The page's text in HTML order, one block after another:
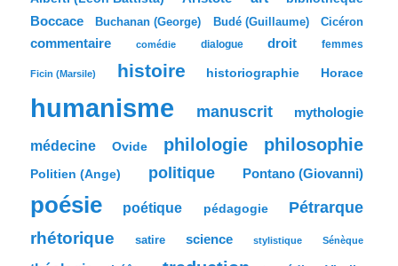
c
e
Boccace Buchanan (George) Budé (Guillaume) Cicéron
commentaire comédie dialogue droit femmes
Ficin (Marsile) histoire historiographie Horace
humanisme manuscrit mythologie
médecine Ovide philologie philosophie
Politien (Ange) politique Pontano (Giovanni)
poésie poétique pédagogie Pétrarque
rhétorique satire science stylistique Sénèque